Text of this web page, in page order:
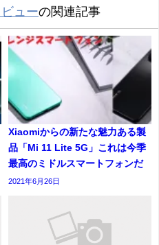
ューの関連記事
Xiaomiからの新たな魅力ある製
品「Mi 11 Lite 5G」これは今季
最高のミドルスマートフォンだ
2021年6月26日